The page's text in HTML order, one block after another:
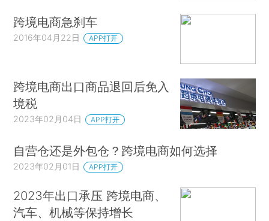
跨境电商急刹车
2016年04月22日 APP打开
跨境电商出口商品退回后免入
境税
2023年02月04日 APP打开
自营仓还是外包仓？跨境电商如何选择
2023年02月01日 APP打开
2023年出口承压 跨境电商、
汽车、机械等保持增长